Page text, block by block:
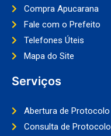
Compra Apucarana
Fale com o Prefeito
Telefones Úteis
Mapa do Site
Serviços
Abertura de Protocolo
Consulta de Protocolo